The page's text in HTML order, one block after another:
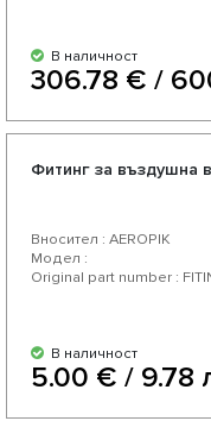
В наличност
306.78 € /
Фитинг за въздушна
Вносител : AEROPIK
Модел :
Original part number :
В наличност
5.00 € / 9.78